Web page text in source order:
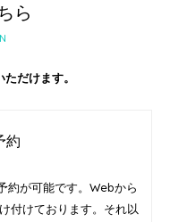
ら
だけます。
約
約が可能です。Webから
付けております。それ以